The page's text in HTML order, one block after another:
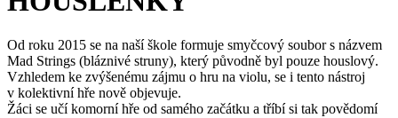
Od roku 2015 se na naší škole formuje smyčcový soubor s názvem
Mad Strings (bláznivé struny), který původně byl pouze houslový.
Vzhledem ke zvýšenému zájmu o hru na violu, se i tento nástroj
v kolektivní hře nově objevuje.
Žáci se učí komorní hře od samého začátku a tříbí si tak povědomí